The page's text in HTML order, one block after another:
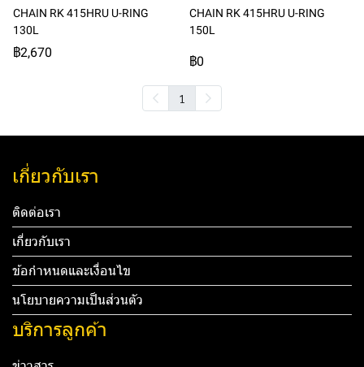
CHAIN RK 415HRU U-RING
130L
฿2,670
CHAIN RK 415HRU U-RING
150L
฿0
1
เกี่ยวกับเรา
ติดต่อเรา
เกี่ยวกับเรา
ข้อกำหนดและเงื่อนไข
นโยบายความเป็นส่วนตัว
บริการลูกค้า